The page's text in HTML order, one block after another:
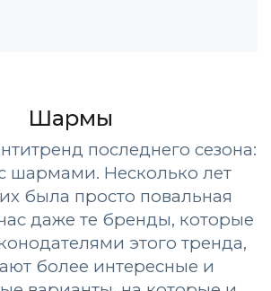
Шармы
последнего сезона:
шармами. Несколько лет
была просто повальная
даже те бренды, которые
этого тренда,
более интересные и